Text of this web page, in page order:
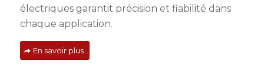
électriques garantit précision et fiabilité dans
chaque application.
En savoir plus